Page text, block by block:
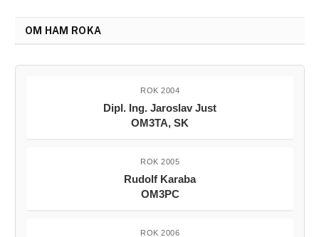
OM HAM ROKA
ROK 2004
Dipl. Ing. Jaroslav Just
OM3TA, SK
ROK 2005
Rudolf Karaba
OM3PC
ROK 2006